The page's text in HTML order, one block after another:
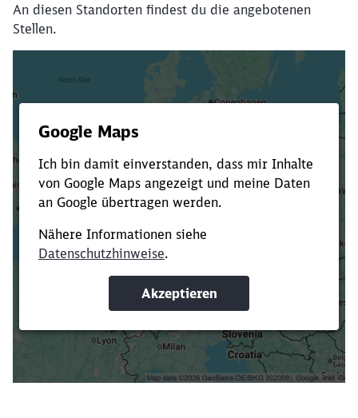
An diesen Standorten findest du die angebotenen
Stellen.
Verkürze die Ladezeit, indem du Suchbegriffe
oder Filter hinzufügst.
Suchbegriffe eingeben
Filter setzen